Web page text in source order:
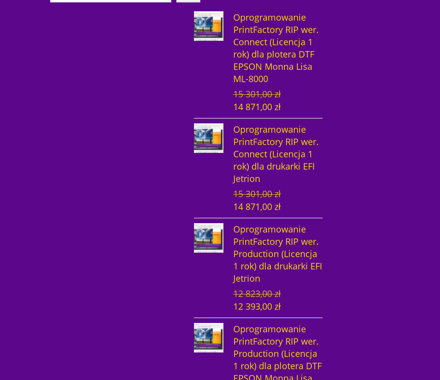
Oprogramowanie
PrintFactory RIP wer.
Connect (Licencja 1
rok) dla plotera DTF
EPSON Monna Lisa
ML-8000
15 301,00zł
e
r
w
o
t
e
n
a
w
y
ł
a
:
1
14 871,00 zł
t
u
a
l
n
n
a
w
y
n
1
4
8
7
Oprogramowanie
PrintFactory RIP wer.
Connect (Licencja 1
rok) dla drukarki EFI
Jetrion
15 301,00zł
e
r
w
o
t
e
n
a
w
y
14 871,00 zł
t
u
a
l
n
n
a
w
y
n
Oprogramowanie
PrintFactory RIP wer.
Production (Licencja
1 rok) dla drukarki EFI
Jetrion
12 823,00zł
e
r
w
o
t
12 393,00 zł
t
u
a
l
n
Oprogramowanie
PrintFactory RIP wer.
Production (Licencja
1 rok) dla plotera DTF